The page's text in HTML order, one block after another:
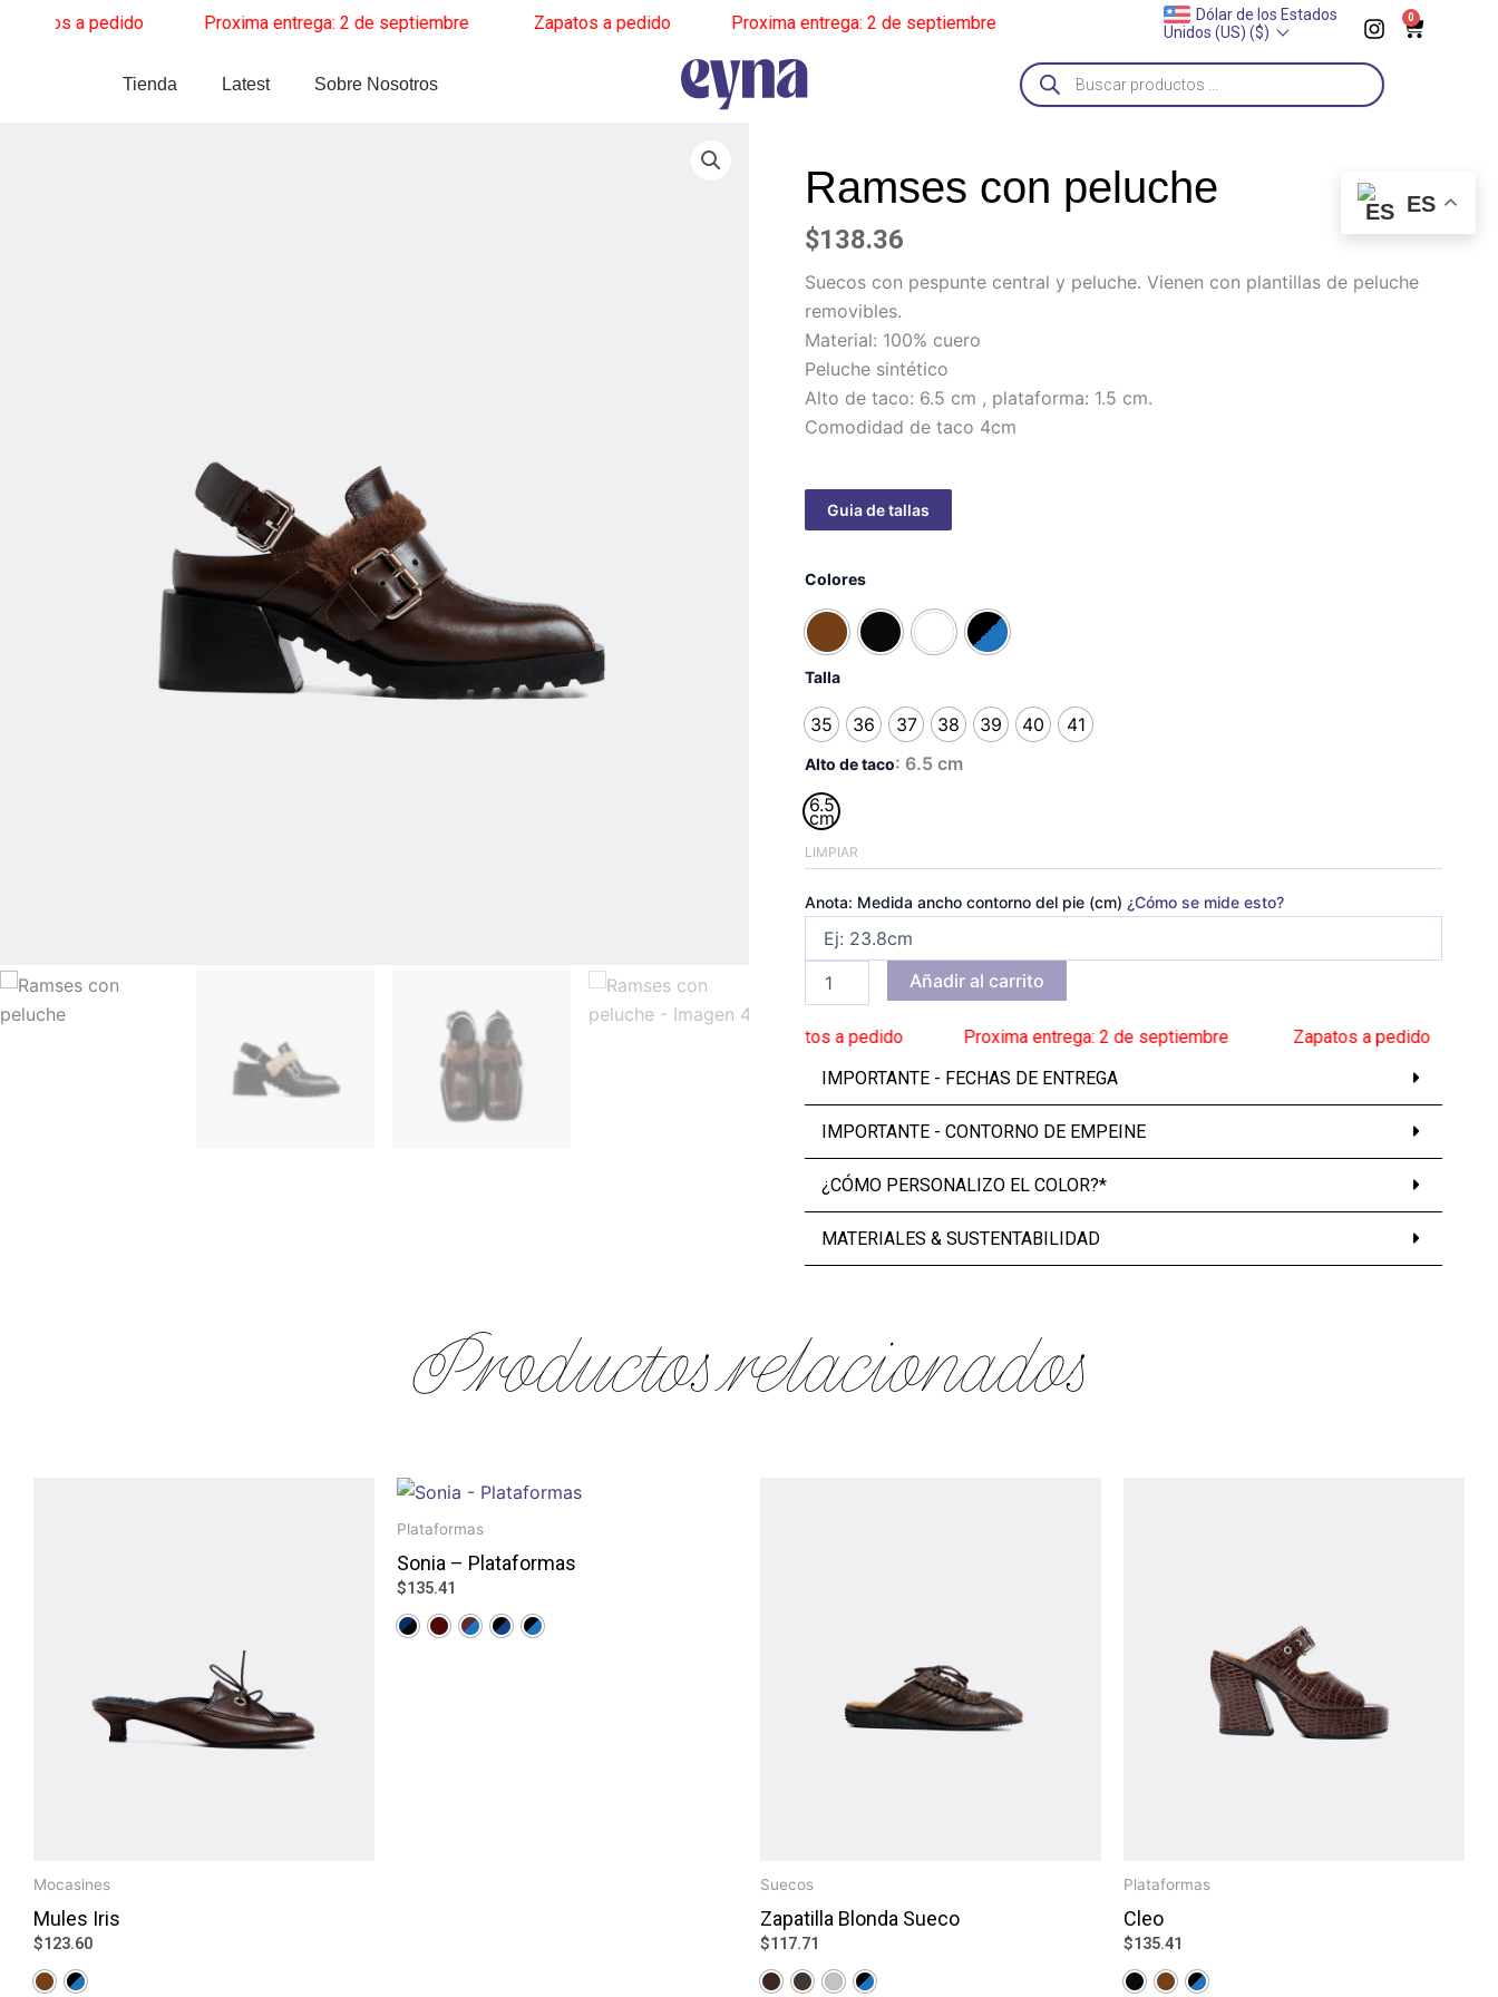
a pedido______ Proxima entrega: 2 de septiembre______ Zapatos a pedido______ Proxima entrega: 2 de septiembre______ ______Proxima entrega: 2 de septiembre
Dólar de los Estados
Unidos (US) ($)
I
n
s
t
a
m
0 Cart
Tienda Latest Sobre Nosotros
Búsqueda
de
productos
Ramses con peluche
$138.36
Suecos con pespunte central y peluche. Vienen con plantillas de peluche
removibles.
Material: 100% cuero
Peluche sintético
Alto de taco: 6.5 cm , plataforma: 1.5 cm.
Comodidad de taco 4cm
Colores
Talla
35 36 37 38 39 40 41
Alto de taco: 6.5 cm
6.5
cm
LIMPIAR
Anota: Medida ancho contorno del pie (cm) ¿Cómo se mide esto?
con
cantidad
Añadir al carrito
Proxima entrega: 2 de septiembre Zapatos a pedido______ Proxima entrega: 2 de septiembre______ Zapatos a pedido______
IMPORTANTE - FECHAS DE ENTREGA
IMPORTANTE - CONTORNO DE EMPEINE
¿CÓMO PERSONALIZO EL COLOR?*
MATERIALES & SUSTENTABILIDAD
Productos relacionados
Mocasines
Mules Iris
$123.60
Plataformas
Sonia – Plataformas
$135.41
Suecos
Zapatilla Blonda Sueco
$117.71
Plataformas
Cleo
$135.41
ES